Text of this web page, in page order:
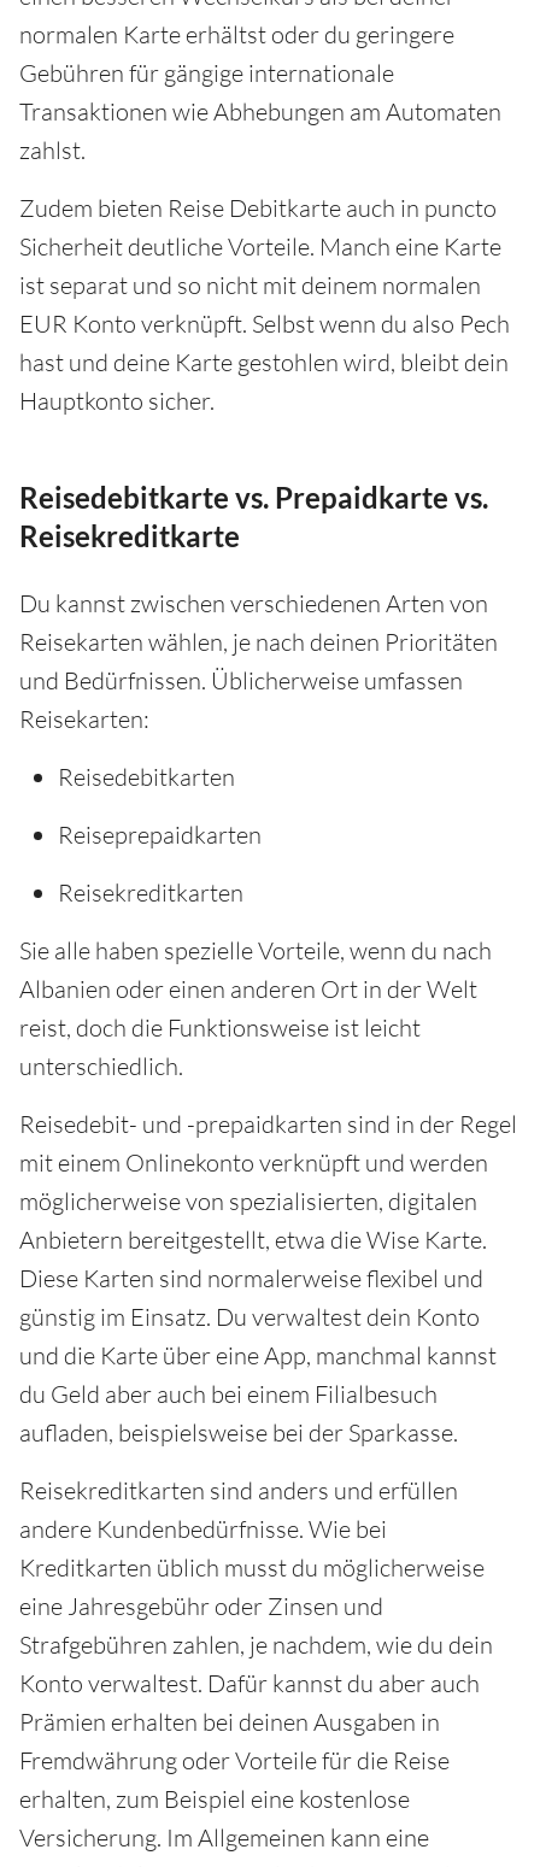
normalen Karte erhältst oder du geringere
Gebühren für gängige internationale
Transaktionen wie Abhebungen am Automaten
zahlst.
Zudem bieten Reise Debitkarte auch in puncto
Sicherheit deutliche Vorteile. Manch eine Karte
ist separat und so nicht mit deinem normalen
EUR Konto verknüpft. Selbst wenn du also Pech
hast und deine Karte gestohlen wird, bleibt dein
Hauptkonto sicher.
Reisedebitkarte vs. Prepaidkarte vs.
Reisekreditkarte
Du kannst zwischen verschiedenen Arten von
Reisekarten wählen, je nach deinen Prioritäten
und Bedürfnissen. Üblicherweise umfassen
Reisekarten:
Reisedebitkarten
Reiseprepaidkarten
Reisekreditkarten
Sie alle haben spezielle Vorteile, wenn du nach
Albanien oder einen anderen Ort in der Welt
reist, doch die Funktionsweise ist leicht
unterschiedlich.
Reisedebit- und -prepaidkarten sind in der Regel
mit einem Onlinekonto verknüpft und werden
möglicherweise von spezialisierten, digitalen
Anbietern bereitgestellt, etwa die Wise Karte.
Diese Karten sind normalerweise flexibel und
günstig im Einsatz. Du verwaltest dein Konto
und die Karte über eine App, manchmal kannst
du Geld aber auch bei einem Filialbesuch
aufladen, beispielsweise bei der Sparkasse.
Reisekreditkarten sind anders und erfüllen
andere Kundenbedürfnisse. Wie bei
Kreditkarten üblich musst du möglicherweise
eine Jahresgebühr oder Zinsen und
Strafgebühren zahlen, je nachdem, wie du dein
Konto verwaltest. Dafür kannst du aber auch
Prämien erhalten bei deinen Ausgaben in
Fremdwährung oder Vorteile für die Reise
erhalten, zum Beispiel eine kostenlose
Versicherung. Im Allgemeinen kann eine